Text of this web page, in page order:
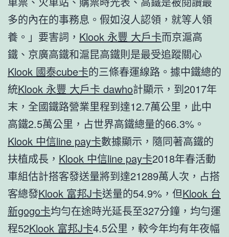
多的內在的事務息。假如沒人認領，就等人領
養。」要害詞， Klook 永豐 大戶卡而京滬高
鐵、京廣高鐵和滬昆高鐵則是最受追蹤關心
Klook 國泰cube卡的三條春運線路。據中鐵總的
統Klook 永豐 大戶卡 dawho計顯示，到2017年
末，全國鐵路營業里程到達12.7萬公里，此中
高鐵2.5萬公里，占世界高鐵總量的66.3%。
Klook 中信line pay卡數據顯示，隨同著高鐵的
扶植成長， Klook 中信line pay卡2018年春活動
車組估計搭客發送量將到達21289萬人次，占搭
客總發Klook 富邦J卡送量的54.9%，但Klook 台
新gogo卡均勻在途時光延長至327分鐘，均勻運
程52Klook 富邦J卡4.5公里，較今年均有年夜幅